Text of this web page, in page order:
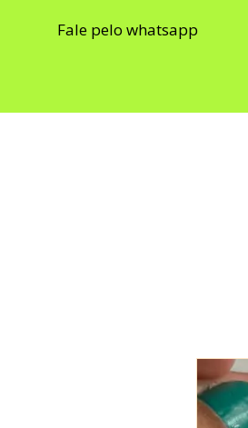
Fale pelo whatsapp